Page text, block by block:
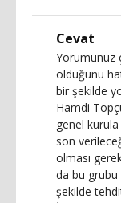
Cevat
Yorumunuz
olduğunu
bir şekilde
Hamdi
genel
son
olması
da bu grubu
şekilde